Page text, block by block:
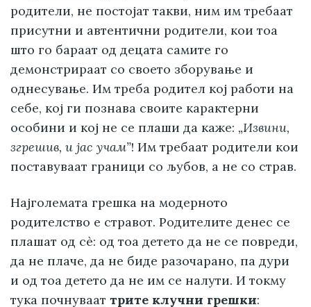
родители, не постојат такви, ним им требаат
присутни и автентични родители, кои тоа
што го бараат од децата самите го
демонстрираат со своето зборување и
однесување. Им треба родител кој работи на
себе, кој ги познава своите карактерни
особини и кој не се плаши да каже: „Извини,
згрешив, и јас учам”! Им требаат родители кои
поставуваат граници со љубов, а не со страв.
Најголемата грешка на модерното
родителство е стравот. Родителите денес се
плашат од сè: од тоа детето да не се повреди,
да не плаче, да не биде разочарано, па дури
и од тоа детето да не им се налути. И токму
тука почнуваат трите клучни грешки: